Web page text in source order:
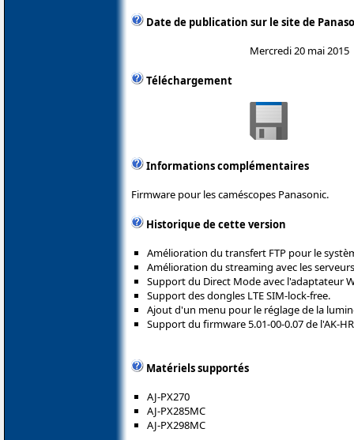
Date de publication sur le site de
Mercredi 20 mai 2015
Téléchargement
Informations complémentaires
Firmware pour les caméscopes Panasonic.
Historique de cette version
Amélioration du transfert FTP pour le
Amélioration du streaming avec les
Support du Direct Mode avec l'adaptateur
Support des dongles LTE SIM-lock-free.
Ajout d'un menu pour le réglage de la
Support du firmware 5.01-00-0.07 de l'AK-
Matériels supportés
AJ-PX270
AJ-PX285MC
AJ-PX298MC